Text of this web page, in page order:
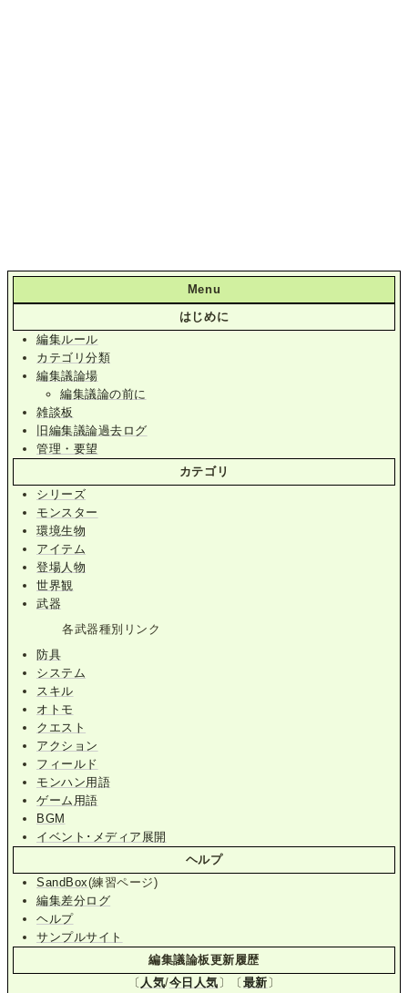
Menu
はじめに
編集ルール
カテゴリ分類
編集議論場
編集議論の前に
雑談板
旧編集議論過去ログ
管理・要望
カテゴリ
シリーズ
モンスター
環境生物
アイテム
登場人物
世界観
武器
各武器種別リンク
防具
システム
スキル
オトモ
クエスト
アクション
フィールド
モンハン用語
ゲーム用語
BGM
イベント･メディア展開
ヘルプ
SandBox(練習ページ)
編集差分ログ
ヘルプ
サンプルサイト
編集議論板更新履歴
〔 人気/今日人気 〕〔 最新 〕